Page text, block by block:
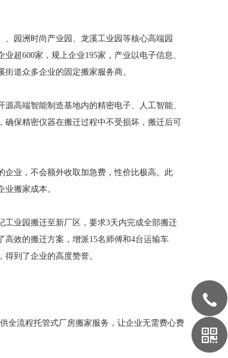
园洲时尚产业园、龙溪工业园等核心高端园
超600家，规上企业195家，产业以电子信息、
道众多企业的固定搬家服务商。
高端智能制造基地内的精密电子、人工智能、
保精密仪器在搬迁过程中不受损坏，搬迁后可
企业，不会额外收取加急费，性价比极高。此
搬家成本。
业园搬迁至新厂区，要求3天内完成全部搬迁
效的搬迁方案，增派15名师傅和4台运输车
到了企业的高度赞誉。
全流程托管式厂房搬家服务，让企业无需费心费